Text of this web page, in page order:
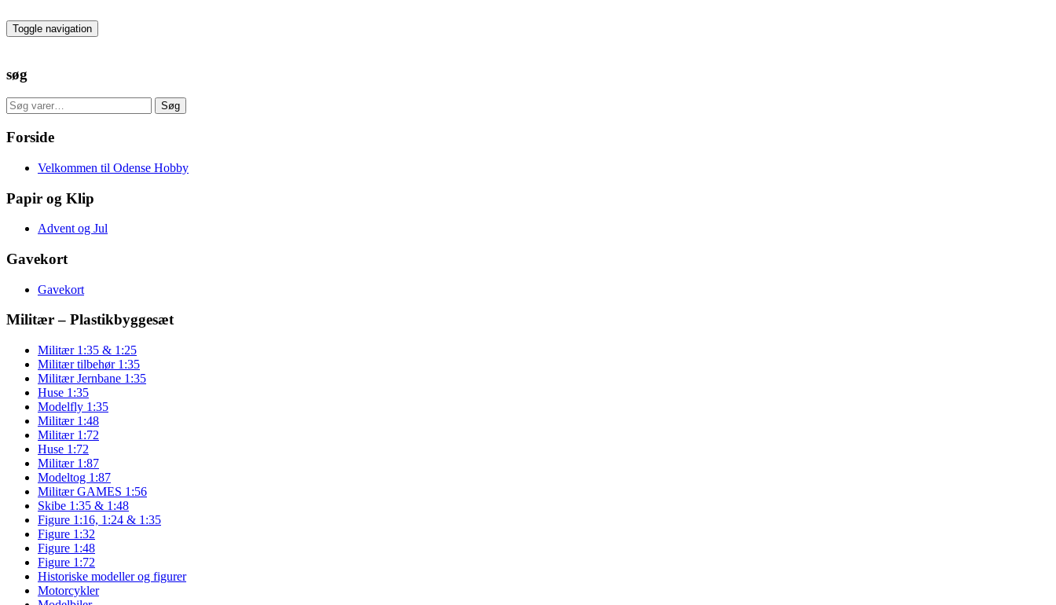
to
the
Toggle navigation
søg
Søg
efter:
Søg
Forside
Velkommen til Odense Hobby
Papir og Klip
Advent og Jul
Gavekort
Gavekort
Militær – Plastikbyggesæt
Militær 1:35 & 1:25
Militær tilbehør 1:35
Militær Jernbane 1:35
Huse 1:35
Modelfly 1:35
Militær 1:48
Militær 1:72
Huse 1:72
Militær 1:87
Modeltog 1:87
Militær GAMES 1:56
Skibe 1:35 & 1:48
Figure 1:16, 1:24 & 1:35
Figure 1:32
Figure 1:48
Figure 1:72
Historiske modeller og figurer
Motorcykler